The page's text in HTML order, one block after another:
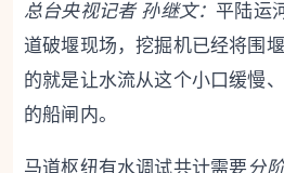
总台央视记者 孙继文：平陆运
道破堰现场，挖掘机已经将围
的就是让水流从这个小口缓慢
的船闸内。
马道枢纽有水调试共计需要分